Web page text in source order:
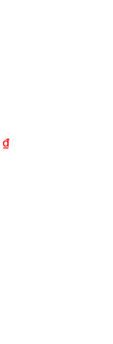
₫Giá
hiện